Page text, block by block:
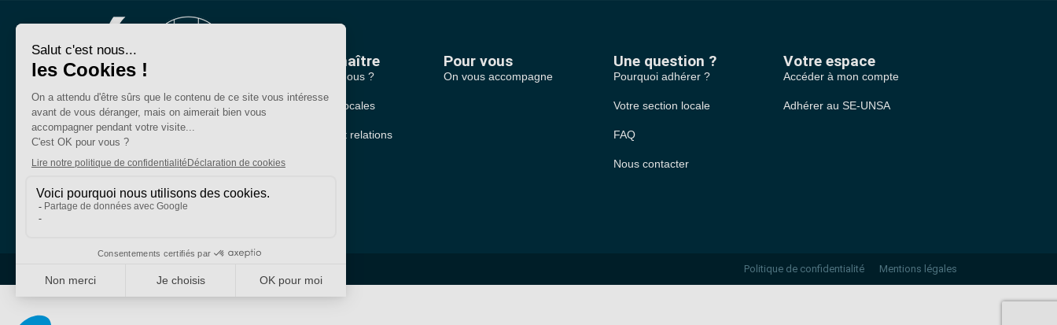
Bien plus qu'un
syndicat
Nous connaître
Qui sommes-nous ?
Nos sections locales
Partenariats et relations
Pour vous
On vous accompagne
Une question ?
Pourquoi adhérer ?
Votre section locale
FAQ
Nous contacter
Votre espace
Accéder à mon compte
Adhérer au SE-UNSA
SE-Unsa est un syndicat de l’UNSA
Politique de confidentialité Mentions légales